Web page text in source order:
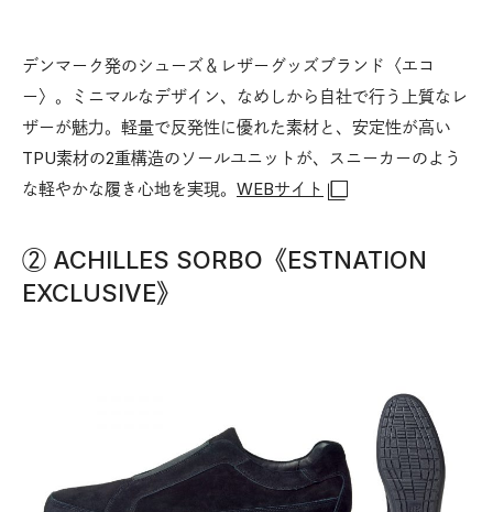
デンマーク発のシューズ＆レザーグッズブランド〈エコ
ー〉。ミニマルなデザイン、なめしから自社で行う上質なレ
ザーが魅力。軽量で反発性に優れた素材と、安定性が高い
TPU素材の2重構造のソールユニットが、スニーカーのよう
な軽やかな履き心地を実現。 WEBサイト
② ACHILLES SORBO《ESTNATION
EXCLUSIVE》